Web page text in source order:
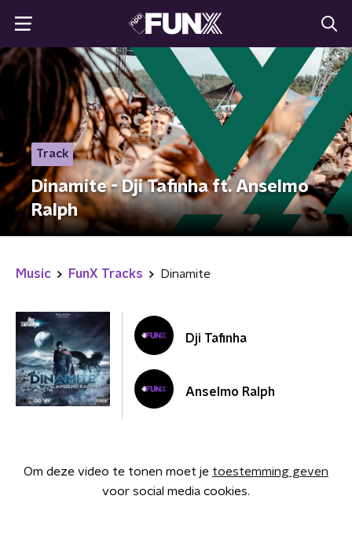
Track
Dinamite - Dji Tafinha ft. Anselmo
Ralph
Music FunX Tracks Dinamite
Dji Tafinha
Anselmo Ralph
Om deze video te tonen moet je toestemming geven
voor social media cookies.